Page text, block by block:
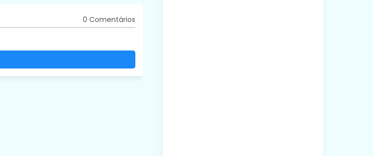
0 Comentários